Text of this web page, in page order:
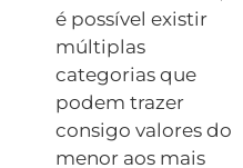
é possível existir
múltiplas
categorias que
podem trazer
consigo valores do
menor aos mais